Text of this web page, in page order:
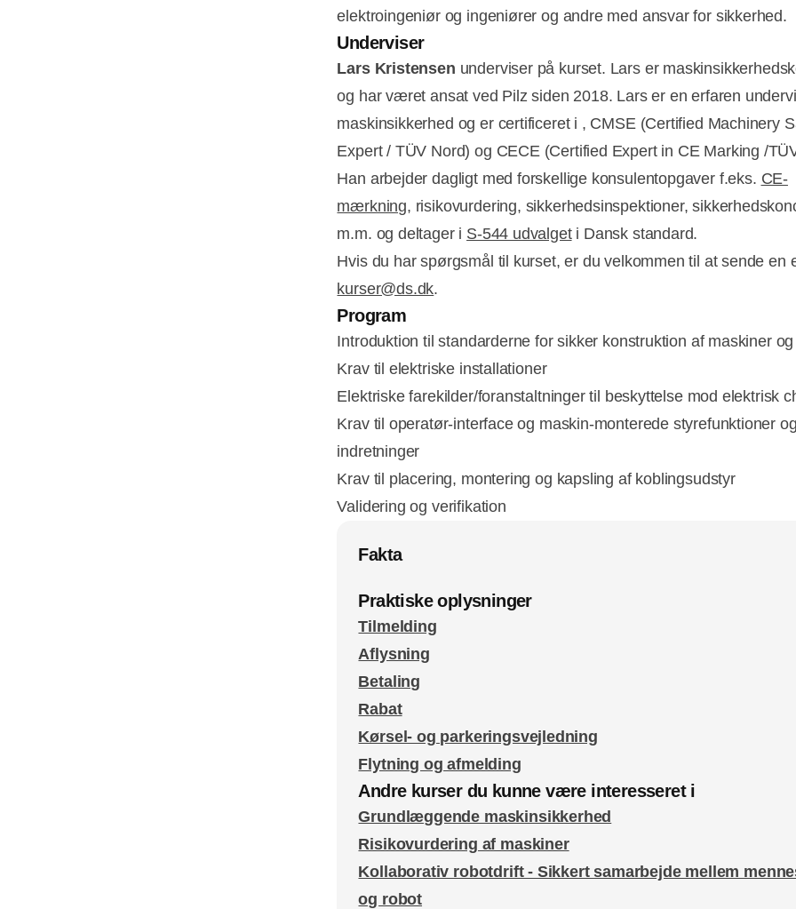
elektroingeniør og ingeniører og andre med ansvar for sikkerhed.
Underviser
Lars Kristensen underviser på kurset. Lars er
og har været ansat ved Pilz siden 2018. Lars er en erfaren
maskinsikkerhed og er certificeret i , CMSE (Certified Machinery
Expert / TÜV Nord) og CECE (Certified Expert in CE Marking /
Han arbejder dagligt med forskellige konsulentopgaver f.eks. CE-
mærkning, risikovurdering, sikkerhedsinspektioner,
m.m. og deltager i S-544 udvalgeti Dansk standard.
Hvis du har spørgsmål til kurset, er du velkommen til at sende en
kurser@ds.dk.
Program
Introduktion til standarderne for sikker konstruktion af maskiner
Krav til elektriske installationer
Elektriske farekilder/foranstaltninger til beskyttelse mod elektrisk
Krav til operatør-interface og maskin-monterede styrefunktioner
indretninger
Krav til placering, montering og kapsling af koblingsudstyr
Validering og verifikation
Fakta
Praktiske oplysninger
Tilmelding
Aflysning
Betaling
Rabat
Kørsel- og parkeringsvejledning
Flytning og afmelding
Andre kurser du kunne være interesseret i
Grundlæggende maskinsikkerhed
Risikovurdering af maskiner
Kollaborativ robotdrift - Sikkert samarbejde mellem
og robot